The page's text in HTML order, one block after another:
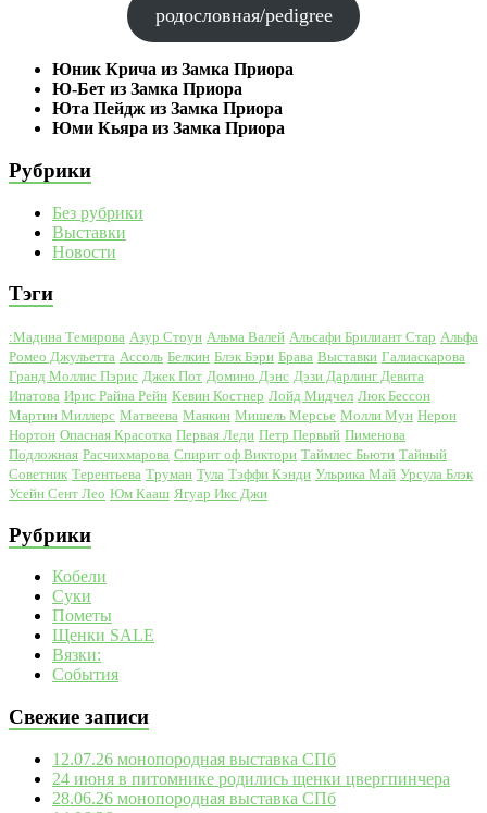
родословная/pedigree
Юник Крича из Замка Приора
Ю-Бет из Замка Приора
Юта Пейдж из Замка Приора
Юми Кьяра из Замка Приора
Рубрики
Без рубрики
Выставки
Новости
Тэги
:Мадина Темирова Азур Стоун Альма Валей Альсафи Брилиант Стар Альфа
Ромео Джульетта Ассоль Белкин Блэк Бэри Брава Выставки Галиаскарова
Гранд Моллис Пэрис Джек Пот Домино Дэнс Дэзи Дарлинг Девита
Ипатова Ирис Райна Рейн Кевин Костнер Лойд Мидчел Люк Бессон
Мартин Миллерс Матвеева Маякин Мишель Мерсье Молли Мун Нерон
Нортон Опасная Красотка Первая Леди Петр Первый Пименова
Подложная Расчихмарова Спирит оф Виктори Таймлес Бьюти Тайный
Советник Терентьева Труман Тула Тэффи Кэнди Ульрика Май Урсула Блэк
Усейн Сент Лео Юм Кааш Ягуар Икс Джи
Рубрики
Кобели
Суки
Пометы
Щенки SALE
Вязки:
События
Свежие записи
12.07.26 монопородная выставка СПб
24 июня в питомнике родились щенки цвергпинчера
28.06.26 монопородная выставка СПб